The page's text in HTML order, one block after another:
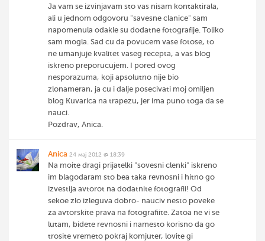
Ja vam se izvinjavam sto vas nisam kontaktirala,
ali u jednom odgovoru "savesne clanice" sam
napomenula odakle su dodatne fotografije. Toliko
sam mogla. Sad cu da povucem vase fotose, to
ne umanjuje kvalitet vaseg recepta, a vas blog
iskreno preporucujem. I pored ovog
nesporazuma, koji apsolutno nije bio
zlonameran, ja cu i dalje posecivati moj omiljen
blog Kuvarica na trapezu, jer ima puno toga da se
nauci.
Pozdrav, Anica.
Anica 24 мај 2012 @ 18:39
Na moite dragi prijatelki "sovesni clenki" iskreno
im blagodaram sto bea taka revnosni i hitno go
izvestija avtorot na dodatnite fotografii! Od
sekoe zlo izleguva dobro- nauciv nesto poveke
za avtorskite prava na fotografiite. Zatoa ne vi se
lutam, bidete revnosni i namesto korisno da go
trosite vremeto pokraj komjuter, lovite gi